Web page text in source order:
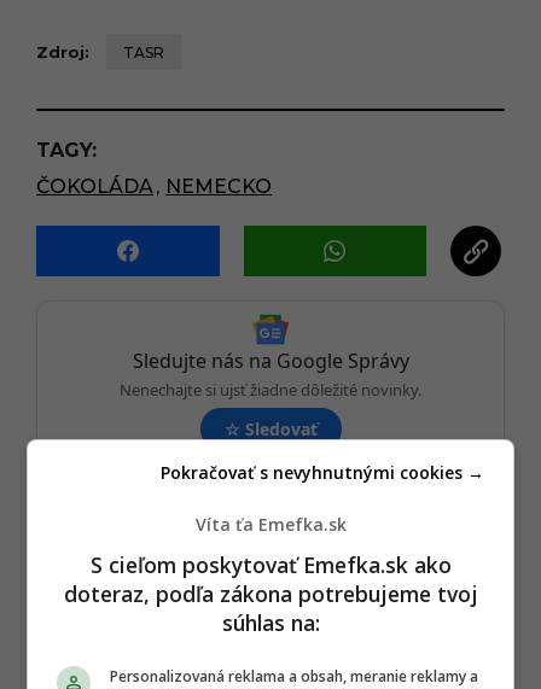
P
i
n
a
i
Zdroj: TASR
TAGY:
ČOKOLÁDA, NEMECKO
Sledujte nás na Google Správy
Nenechajte si ujsť žiadne dôležité novinky.
☆ Sledovať
Po otvorení kliknite na hviezdičku★Sledovať
REKLAMA
Víta ťa Emefka.sk
S cieľom poskytovať Emefka.sk ako
doteraz, podľa zákona potrebujeme tvoj
súhlas na:
Personalizovaná reklama a obsah, meranie reklamy a
Pokračovať s nevyhnutnými cookies →